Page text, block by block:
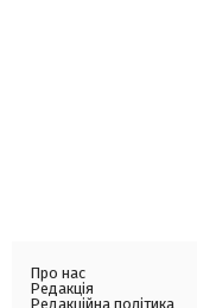
Про нас
Редакція
Редакційна політика